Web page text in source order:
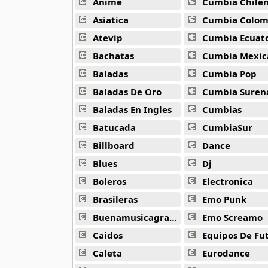
Amaenaideyo
26 músicas online
50 músicas online
Amatsuki
20 músicas online
Angel Beats
39 músicas online
Angel Heart
36 músicas online
19 músicas online
Asiatica
Atevip
Bachatas
Baladas
Baladas De Oro
Baladas En Ingles
Batucada
Billboard
Blues
Boleros
Brasileras
Buenamusicagratis
Caidos
Caleta
Cumbia
Cumbia
Cumbia
Cumbia Pop
Cumbia
Cumbias
CumbiaSur
Dance
Dj
Electronica
Emo Punk
Emo Screamo
Equipos De
Eurodance